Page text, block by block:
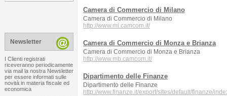
Newsletter
I Clienti registrati
riceveranno periodicamente
via mail la nostra Newsletter
per essere informati sulle
novità in materia fiscale ed
economica
Camera di Commercio di Milano
Camera di Commercio di Milano
http://www.mi.camcom.it/
Camera di Commercio di Monza e Brianza
Camera di Commercio di Monza e Brianza
http://www.mb.camcom.it/
Dipartimento delle Finanze
Dipartimento delle Finanze
http://www.finanze.it/export/sites/default/finanze/